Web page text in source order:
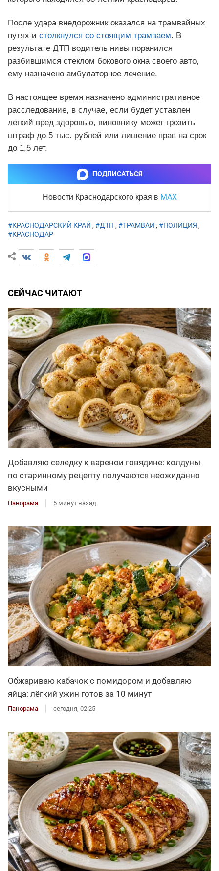
После удара внедорожник оказался на трамвайных
путях и столкнулся со стоящим трамваем. В
результате ДТП водитель нивы поранился
разбившимся стеклом бокового окна своего авто,
ему назначено амбулаторное лечение.
В настоящее время назначено административное
расследование, в случае, если будет уставлен
легкий вред здоровью, виновнику может грозить
штраф до 5 тыс. рублей или лишение прав на срок
до 1,5 лет.
ПОДПИСАТЬСЯ
Новости Краснодарского края в MAX
#КРАСНОДАРСКИЙ КРАЙ , #ДТП , #ТРАМВАИ , #ПОЛИЦИЯ ,
#КРАСНОДАР
СЕЙЧАС ЧИТАЮТ
Добавляю селёдку к варёной говядине: колдуны
по старинному рецепту получаются неожиданно
вкусными
Панорама 5 минут назад
Обжариваю кабачок с помидором и добавляю
яйца: лёгкий ужин готов за 10 минут
Панорама сегодня, 02:25